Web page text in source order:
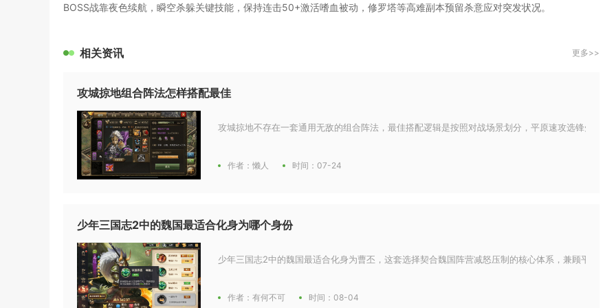
BOSS战靠夜色续航，瞬空杀躲关键技能，保持连击50+激活嗜血被动，修罗塔等高难副本预留杀意应对突发状况。
相关资讯 更多>>
攻城掠地组合阵法怎样搭配最佳
攻城掠地不存在一套通用无敌的组合阵法，最佳搭配逻辑是按照对战场景划分，平原速攻选锋矢阵骑
作者：懒人 时间：07-24
少年三国志2中的魏国最适合化身为哪个身份
少年三国志2中的魏国最适合化身为曹丕，这套选择契合魏国阵营减怒压制的核心体系，兼顾平民获
作者：有何不可 时间：08-04